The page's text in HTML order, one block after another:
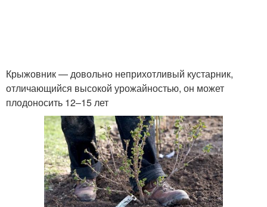
Крыжовник — довольно неприхотливый кустарник,
отличающийся высокой урожайностью, он может
плодоносить 12–15 лет